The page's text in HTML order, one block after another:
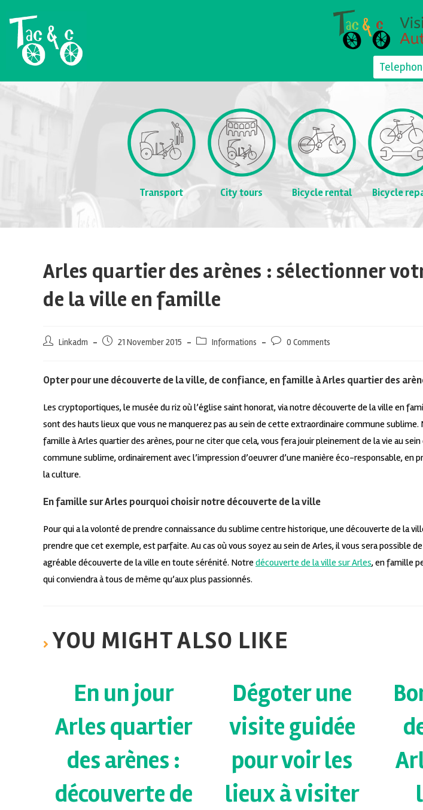
Transport City tours Bicycle rental Bicycle
Arles quartier des arènes : sélectionner
de la ville en famille
Linkadm 21 November 2015 Informations 0 Comments
Opter pour une découverte de la ville, de confiance, en famille à Arles quartier des
Les cryptoportiques, le musée du riz où l’église saint honorat, via notre découverte de la ville en
sont des hauts lieux que vous ne manquerez pas au sein de cette extraordinaire commune
famille à Arles quartier des arènes, pour ne citer que cela, vous fera jouir pleinement de la vie au
commune sublime, ordinairement avec l’impression d’oeuvrer d’une manière éco-responsable, en
la culture.
En famille sur Arles pourquoi choisir notre découverte de la ville
Pour qui a la volonté de prendre connaissance du sublime centre historique, une découverte de la
prendre que cet exemple, est parfaite. Au cas où vous soyez au sein de Arles, il vous sera possible
agréable découverte de la ville en toute sérénité. Notre découverte de la ville sur Arles, en famille
qui conviendra à tous de même qu’aux plus passionnés.
YOU MIGHT ALSO LIKE
En un jour
Arles quartier
des arènes :
découverte de
Dégoter une
visite guidée
pour voir les
lieux à visiter